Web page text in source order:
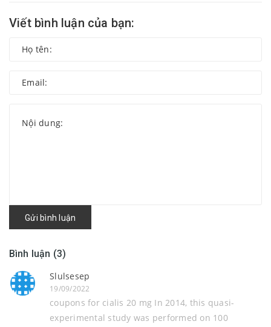
Viết bình luận của bạn:
Gửi bình luận
Bình luận (3)
Slulsesep
19/09/2022
coupons for cialis 20 mg In 2014, this quasi-
experimental study was performed on 100